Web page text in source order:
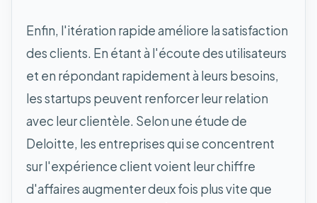
Enfin, l'itération rapide améliore la satisfaction
des clients. En étant à l'écoute des utilisateurs
et en répondant rapidement à leurs besoins,
les startups peuvent renforcer leur relation
avec leur clientèle. Selon une étude de
Deloitte, les entreprises qui se concentrent
sur l'expérience client voient leur chiffre
d'affaires augmenter deux fois plus vite que